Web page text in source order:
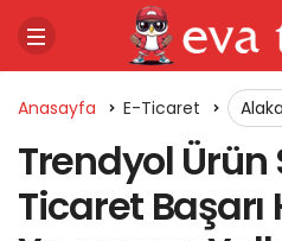
Anasayfa E-Ticaret
Trendyol Ürün
Ticaret